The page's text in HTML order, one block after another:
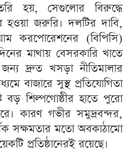
হয়, সেগুলোর বিরুদ্ধে
জরুরি। দলটির দাবি,
করপোরেশনের (বিপিসি)
মাথায় বেসরকারি খাতে
দ্রুত খসড়া নীতিমালার
বাজারে সুস্থ প্রতিযোগিতা
বড় শিল্পগোষ্ঠীর হাতে পুরো
কারণ গভীর সমুদ্রবন্দর,
সক্ষমতার মতো অবকাঠামো
প্রতিষ্ঠানেরই রয়েছে।